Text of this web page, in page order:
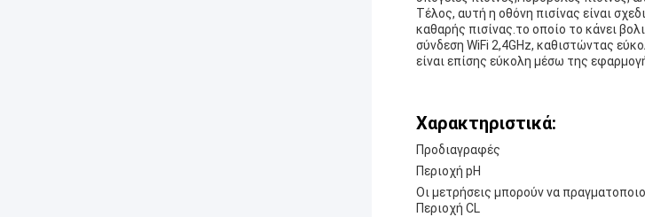
Τέλος, αυτή η οθόνη πισίνας είναι
καθαρής πισίνας.το οποίο το κάνει
σύνδεση WiFi 2,4GHz, καθιστώντας
είναι επίσης εύκολη μέσω της
Χαρακτηριστικά:
Προδιαγραφές
Περιοχή pH
Οι μετρήσεις μπορούν να
Περιοχή CL